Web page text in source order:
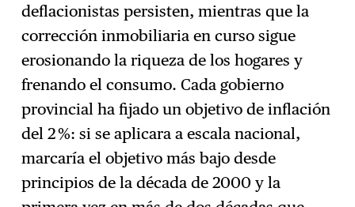
deflacionistas persisten, mientras que la
corrección inmobiliaria en curso sigue
erosionando la riqueza de los hogares y
frenando el consumo. Cada gobierno
provincial ha fijado un objetivo de inflación
del 2 %: si se aplicara a escala nacional,
marcaría el objetivo más bajo desde
principios de la década de 2000 y la